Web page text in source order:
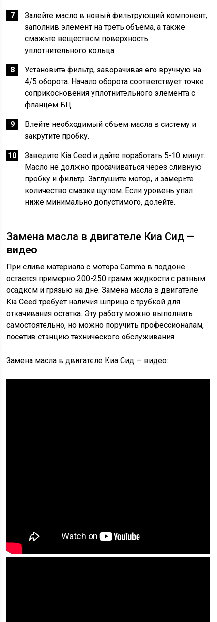
Залейте масло в новый фильтрующий компонент,
заполнив элемент на треть объема, а также
смажьте веществом поверхность
уплотнительного кольца.
Установите фильтр, заворачивая его вручную на
4/5 оборота. Начало оборота соответствует точке
соприкосновения уплотнительного элемента с
фланцем БЦ.
Влейте необходимый объем масла в систему и
закрутите пробку.
Заведите Kia Ceed и дайте поработать 5-10 минут.
Масло не должно просачиваться через сливную
пробку и фильтр. Заглушите мотор, и замерьте
количество смазки щупом. Если уровень упал
ниже минимально допустимого, долейте.
Замена масла в двигателе Киа Сид —
видео
При сливе материала с мотора Gamma в поддоне
остается примерно 200-250 грамм жидкости с разным
осадком и грязью на дне. Замена масла в двигателе
Kia Ceed требует наличия шприца с трубкой для
откачивания остатка. Эту работу можно выполнить
самостоятельно, но можно поручить профессионалам,
посетив станцию технического обслуживания.
Замена масла в двигателе Киа Сид — видео: